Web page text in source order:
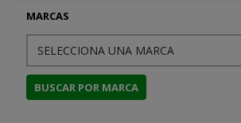
MARCAS